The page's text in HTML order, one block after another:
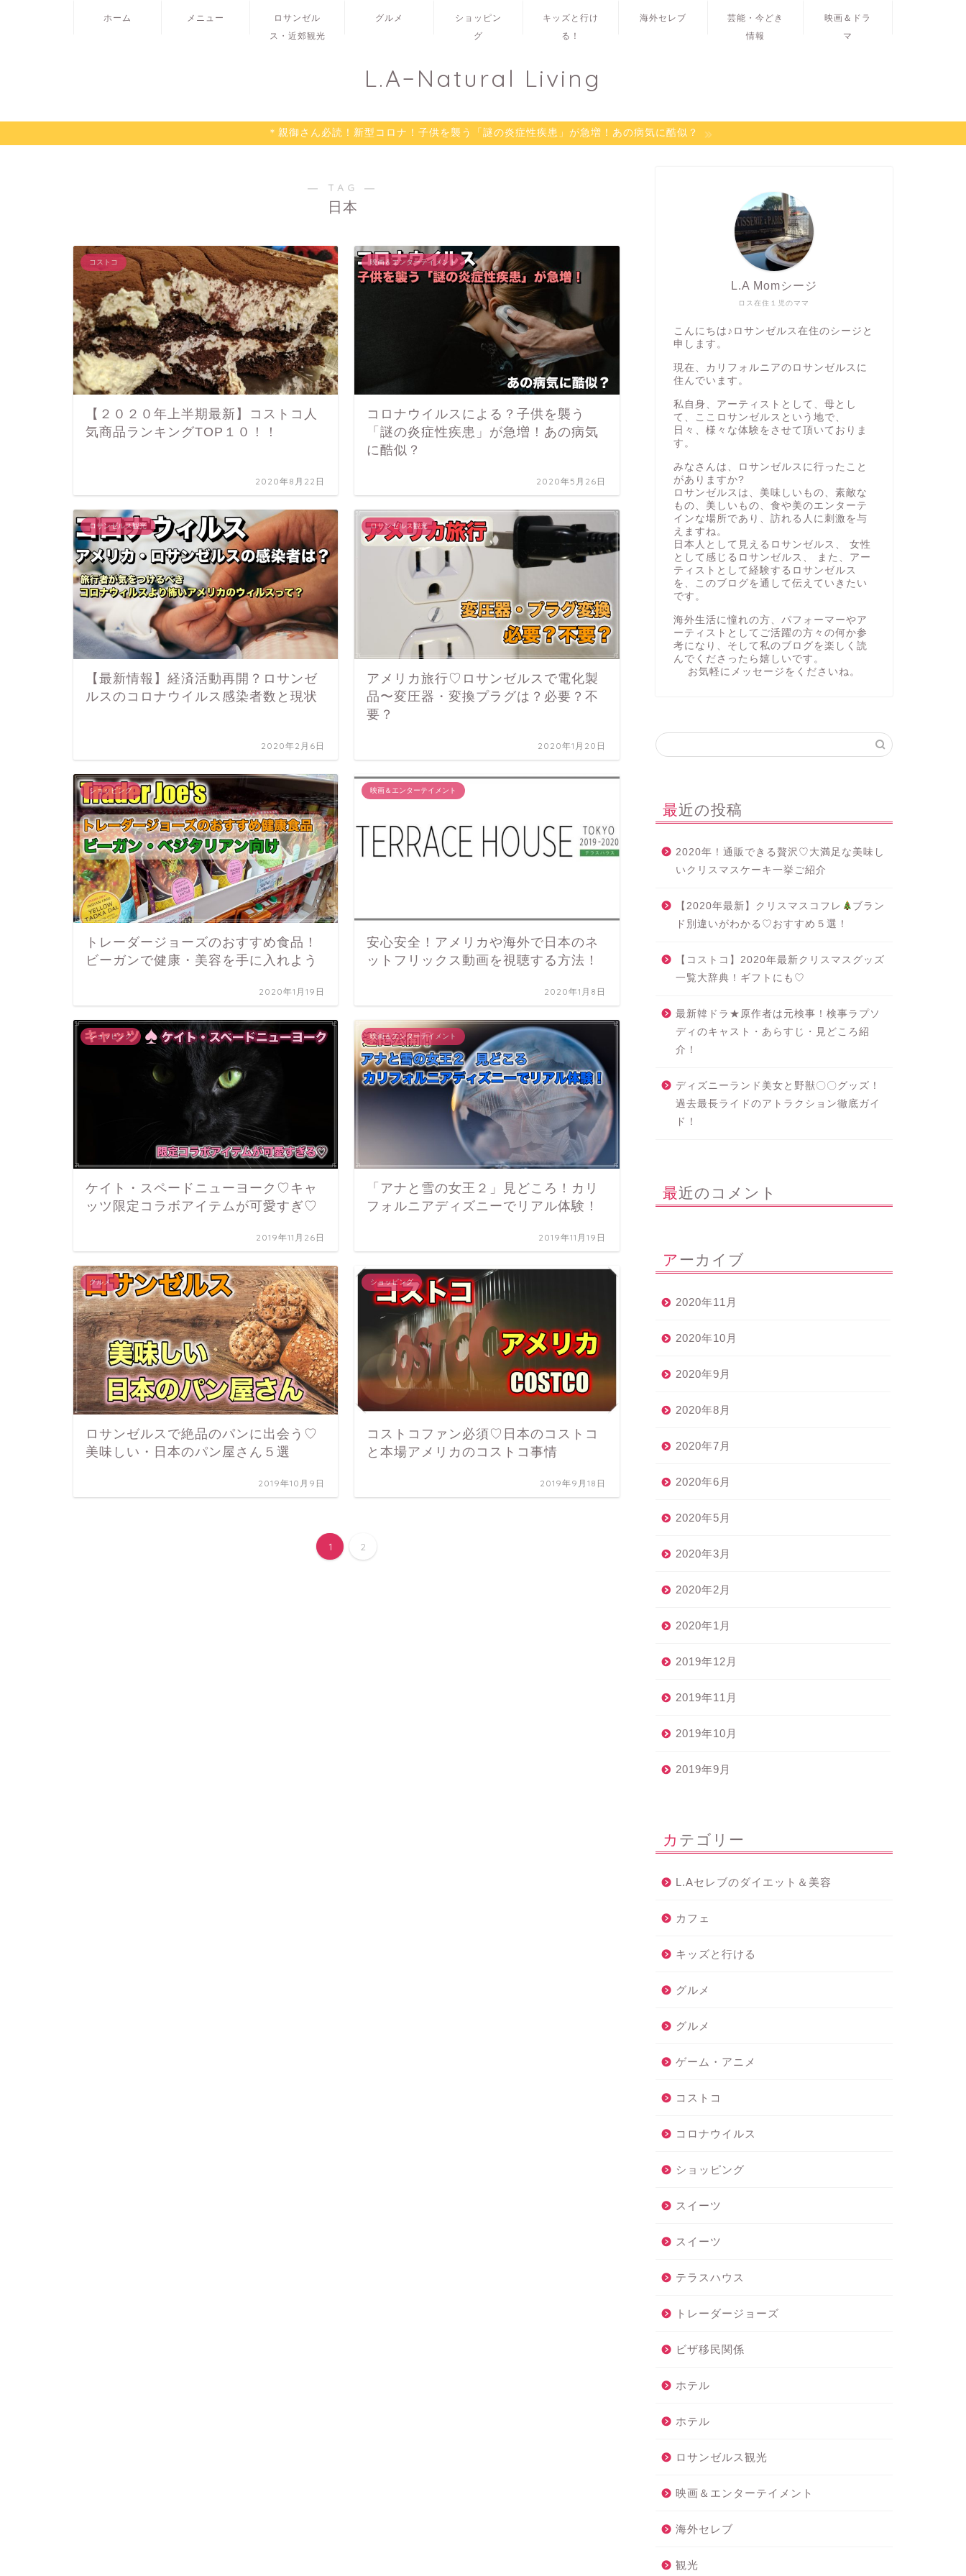
ホーム メニュー
ロサンゼル
ス・近郊観光
グルメ
ショッピン
グ
キッズと行け
る！
海外セレブ
芸能・今どき
情報
映画＆ドラ
マ
L.A−Natural Living
＊親御さん必読！新型コロナ！子供を襲う「謎の炎症性疾患」が急増！あの病気に酷似？
― TAG ―
日本
コストコ
【２０２０年上半期最新】コストコ人
気商品ランキングTOP１０！！
2020年8月22日
映画＆エンターテイメント
コロナウイルスによる？子供を襲う
「謎の炎症性疾患」が急増！あの病気
に酷似？
2020年5月26日
ロサンゼルス観光
【最新情報】経済活動再開？ロサンゼ
ルスのコロナウイルス感染者数と現状
2020年2月6日
ロサンゼルス観光
アメリカ旅行♡ロサンゼルスで電化製
品〜変圧器・変換プラグは？必要？不
要？
2020年1月20日
ショッピング
トレーダージョーズのおすすめ食品！
ビーガンで健康・美容を手に入れよう
2020年1月19日
映画＆エンターテイメント
安心安全！アメリカや海外で日本のネ
ットフリックス動画を視聴する方法！
2020年1月8日
ショッピング
ケイト・スペードニューヨーク♡キャ
ッツ限定コラボアイテムが可愛すぎ♡
2019年11月26日
映画＆エンターテイメント
「アナと雪の女王２」見どころ！カリ
フォルニアディズニーでリアル体験！
2019年11月19日
グルメ
ロサンゼルスで絶品のパンに出会う♡
美味しい・日本のパン屋さん５選
2019年10月9日
ショッピング
コストコファン必須♡日本のコストコ
と本場アメリカのコストコ事情
2019年9月18日
1 2
ロス在住１児のママ
L.A Momシージ
こんにちは♪ロサンゼルス在住のシージと
申します。
現在、カリフォルニアのロサンゼルスに
住んでいます。
私自身、アーティストとして、母とし
て、ここロサンゼルスという地で、
日々、様々な体験をさせて頂いておりま
す。
みなさんは、ロサンゼルスに行ったこと
がありますか?
ロサンゼルスは、美味しいもの、素敵な
もの、美しいもの、食や美のエンターテ
インな場所であり、訪れる人に刺激を与
えますね。
日本人として見えるロサンゼルス、 女性
として感じるロサンゼルス、 また、アー
ティストとして経験するロサンゼルス
を、このブログを通して伝えていきたい
です。
海外生活に憧れの方、パフォーマーやア
ーティストとしてご活躍の方々の何か参
考になり、そして私のブログを楽しく読
んでくださったら嬉しいです。
お気軽にメッセージをくださいね。
最近の投稿
2020年！通販できる贅沢♡大満足な美味し
いクリスマスケーキ一挙ご紹介
【2020年最新】クリスマスコフレ
ブラン
ド別違いがわかる♡おすすめ５選！
【コストコ】2020年最新クリスマスグッズ
一覧大辞典！ギフトにも♡
最新韓ドラ★原作者は元検事！検事ラプソ
ディのキャスト・あらすじ・見どころ紹
介！
ディズニーランド美女と野獣〇〇グッズ！
過去最長ライドのアトラクション徹底ガイ
ド！
最近のコメント
アーカイブ
2020年11月
2020年10月
2020年9月
2020年8月
2020年7月
2020年6月
2020年5月
2020年3月
2020年2月
2020年1月
2019年12月
2019年11月
2019年10月
2019年9月
カテゴリー
L.Aセレブのダイエット＆美容
カフェ
キッズと行ける
グルメ
グルメ
ゲーム・アニメ
コストコ
コロナウイルス
ショッピング
スイーツ
スイーツ
テラスハウス
トレーダージョーズ
ビザ移民関係
ホテル
ホテル
ロサンゼルス観光
映画＆エンターテイメント
海外セレブ
観光